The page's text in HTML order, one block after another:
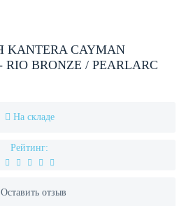
CAYMAN
RIO BRONZE / PEARLARC
На складе
Рейтинг:
Оставить отзыв